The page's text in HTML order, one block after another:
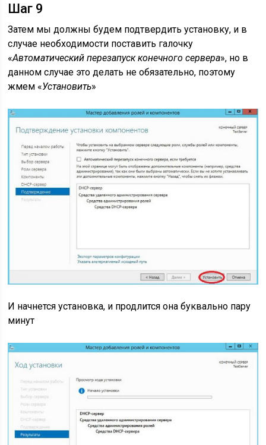
Шаг 9
Затем мы должны будем подтвердить установку, и в
случае необходимости поставить галочку
«Автоматический перезапуск конечного сервера», но в
данном случае это делать не обязательно, поэтому
жмем «Установить»
И начнется установка, и продлится она буквально пару
минут